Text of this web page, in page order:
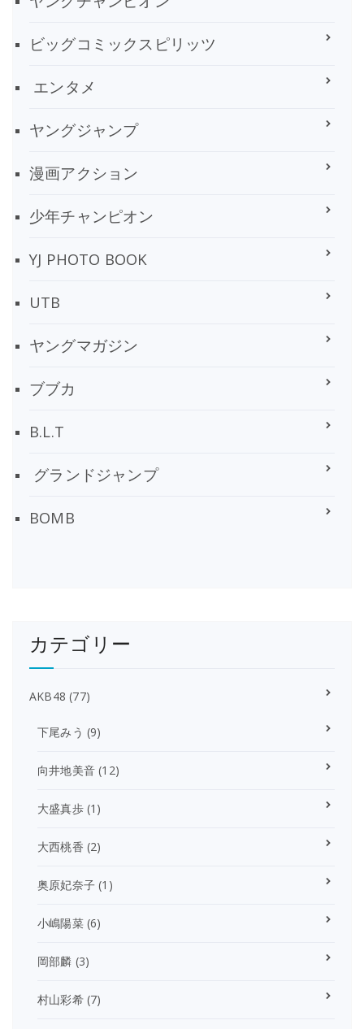
ビッグコミックスピリッツ
エンタメ
ヤングジャンプ
漫画アクション
少年チャンピオン
YJ PHOTO BOOK
UTB
ヤングマガジン
ブブカ
B.L.T
グランドジャンプ
BOMB
カテゴリー
AKB48 (77)
下尾みう (9)
向井地美音 (12)
大盛真歩(1)
大西桃香 (2)
奥原妃奈子 (1)
小嶋陽菜(6)
岡部麟 (3)
村山彩希(7)